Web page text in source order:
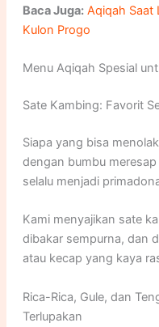
Baca Juga: Aqiqah Saat
Kulon Progo
Menu Aqiqah Spesial
Sate Kambing: Favorit
Siapa yang bisa
dengan bumbu
selalu menjadi
Kami menyajikan sate
dibakar sempurna, dan
atau kecap yang kaya
Rica-Rica, Gule, dan
Terlupakan